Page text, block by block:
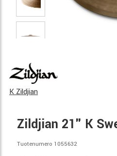
K Zildjian
Zildjian 21" K
Tuotenumero 1055632